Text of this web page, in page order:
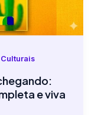
Culturais
e viva